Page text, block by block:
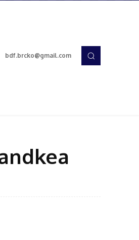
bdf.brcko@gmail.com